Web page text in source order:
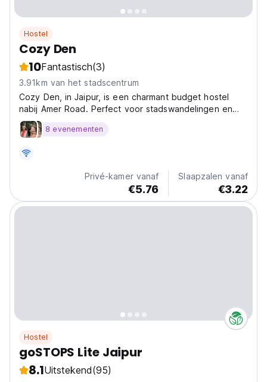
Hostel
Cozy Den
10Fantastisch(3)
3.91km van het stadscentrum
Cozy Den, in Jaipur, is een charmant budget hostel
nabij Amer Road. Perfect voor stadswandelingen en
lokale food tours. Een geweldige locatie voor
backpackers in Jaipur. (Auto-translated from original
8 evenementen
Privé-kamer vanaf
€5.76
Slaapzalen vanaf
€3.22
Hostel
goSTOPS Lite Jaipur
8.1Uitstekend(95)